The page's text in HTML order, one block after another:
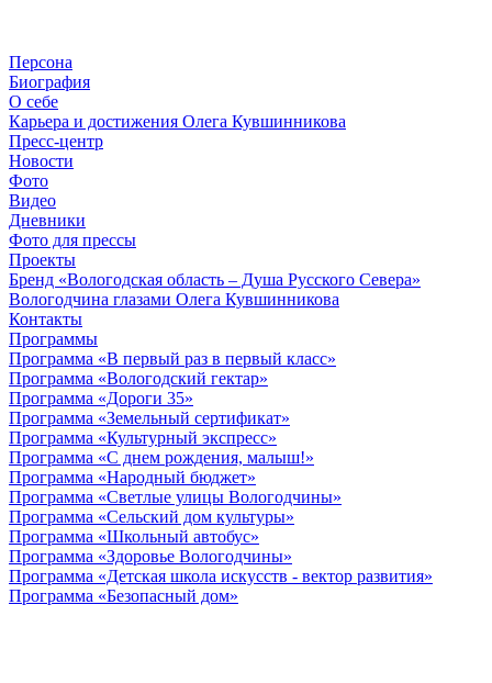
Персона
Биография
О себе
Карьера и достижения Олега Кувшинникова
Пресс-центр
Новости
Фото
Видео
Дневники
Фото для прессы
Проекты
Бренд «Вологодская область – Душа Русского Севера»
Вологодчина глазами Олега Кувшинникова
Контакты
Программы
Программа «В первый раз в первый класс»
Программа «Вологодский гектар»
Программа «Дороги 35»
Программа «Земельный сертификат»
Программа «Культурный экспресс»
Программа «С днем рождения, малыш!»
Программа «Народный бюджет»
Программа «Светлые улицы Вологодчины»
Программа «Сельский дом культуры»
Программа «Школьный автобус»
Программа «Здоровье Вологодчины»
Программа «Детская школа искусств - вектор развития»
Программа «Безопасный дом»